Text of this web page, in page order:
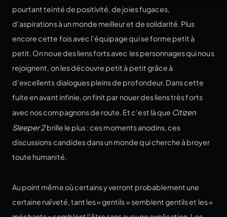
pourtant teinté de positivité, de joies fugaces,
d’aspirations à un monde meilleur et de solidarité. Plus
encore cette fois avec l’équipage qui se forme petit à
petit. On noue des liens forts avec les personnages qui nous
rejoignent, on les découvre petit à petit grâce à
d’excellents dialogues pleins de profondeur. Dans cette
fuite en avant infinie, on finit par nouer des liens très forts
avec nos compagnons de route. Et c’est là que Citizen
Sleeper 2brille le plus : ces moments anodins, ces
discussions candides dans un monde qui cherche à broyer
toute humanité.
Au point même où certains y verront probablement une
certaine naïveté, tant les « gentils » semblent gentils et les «